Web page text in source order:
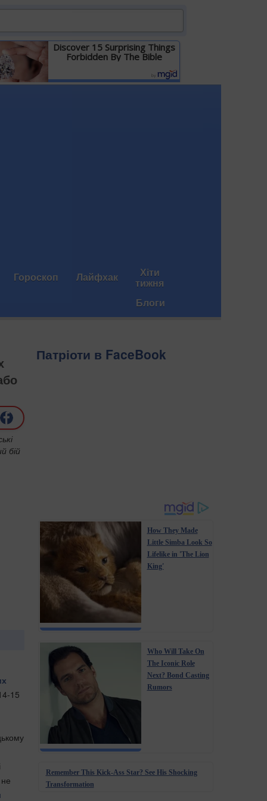
Discover 15 Surprising Things
Forbidden By The Bible
Детальніше
Гороскоп Лайфхак Хіти
тижня
Блоги
бій
15
Патріоти в FaceBook
How They Made
Little Simba Look So
Lifelike in 'The Lion
King'
Who Will Take On
The Iconic Role
Next? Bond Casting
Rumors
Remember This Kick-Ass Star? See His Shocking
Transformation